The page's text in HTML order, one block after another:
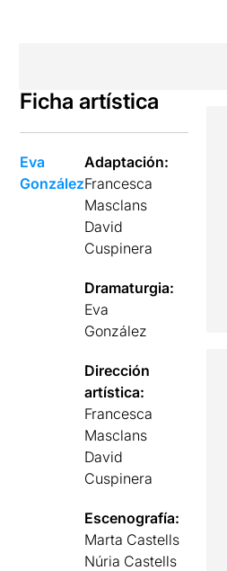
Ficha artística
Eva
González
Adaptación:
Francesca
Masclans
David
Cuspinera
Dramaturgia:
Eva
González
Dirección
artística:
Francesca
Masclans
David
Cuspinera
Escenografía:
Marta Castells
Núria Castells